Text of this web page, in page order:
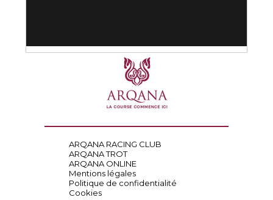
ARQANA RACING CLUB
ARQANA TROT
ARQANA ONLINE
Mentions légales
Politique de confidentialité
Cookies